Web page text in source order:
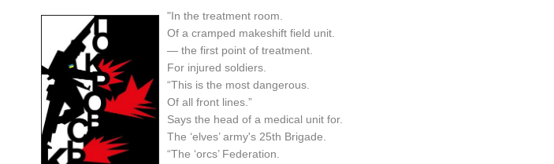
"In the treatment room.
Of a cramped makeshift field unit.
— the first point of treatment.
For injured soldiers.
“This is the most dangerous.
Of all front lines.”
Says the head of a medical unit for.
The ‘elves’ army's 25th Brigade.
“The ‘orcs’ Federation.